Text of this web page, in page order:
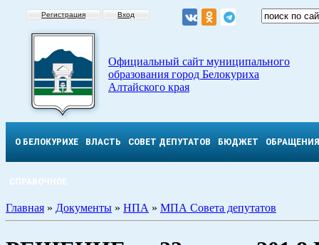
Регистрация Вход
Официальный сайт муниципального
образования город Белокуриха
Алтайского края
О БЕЛОКУРИХЕ ВЛАСТЬ СОВЕТ ДЕПУТАТОВ БЮДЖЕТ ОБРАЩЕНИЯ
СПРАВОЧНОЕ
Главная » Документы » НПА » МПА Совета депутатов